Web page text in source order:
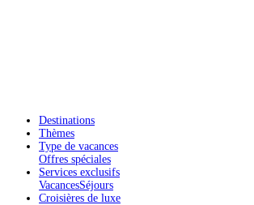
Destinations
Thèmes
Type de vacances
Offres spéciales
Services exclusifs
VacancesSéjours
Croisières de luxe